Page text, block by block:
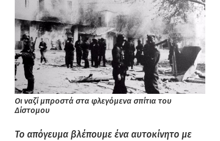
Οι ναζί μπροστά στα φλεγόμενα σπίτια του
Δίστομου
Το απόγευμα βλέπουμε ένα αυτοκίνητο με